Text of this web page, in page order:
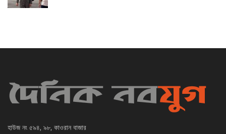
হাউজ নং ৫৯৪, ৯৮, কাওরান বাজার